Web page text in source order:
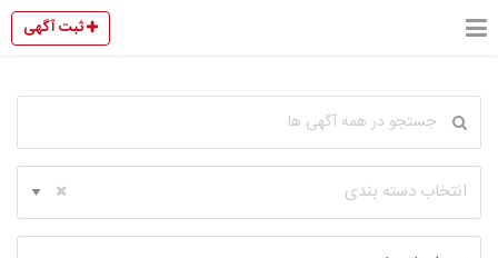
ثبت آگهی
انتخاب دسته بندی